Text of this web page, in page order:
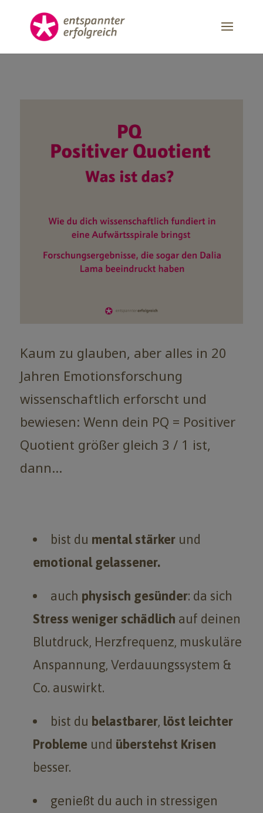
Kaum zu glauben, aber alles in 20
Jahren Emotionsforschung
wissenschaftlich erforscht und
bewiesen: Wenn dein PQ = Positiver
Quotient größer gleich 3 / 1 ist,
dann…
bist du mental stärkerund
emotional gelassener.
auch physisch gesünder: da sich
Stress weniger schädlich auf deinen
Blutdruck, Herzfrequenz, muskuläre
Anspannung, Verdauungssystem &
Co. auswirkt.
bist du belastbarer, löst leichter
Problemeund überstehst Krisen
besser.
genießt du auch in stressigen